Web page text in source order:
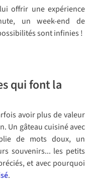
offrir une expérience
un week-end de
sont infinies !
qui font la
avoir plus de valeur
Un gâteau cuisiné avec
de mots doux, un
souvenirs... les petits
et avec pourquoi
.